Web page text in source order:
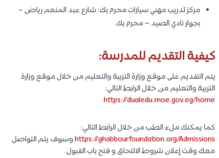
مركز تدريب مهني سيارات محرم بك: شارع عبد المنعم رياض –
بجوار نادي الصيد – محرم بك.
كيفية التقديم للمدرسة:
يتم التقديم على موقع وزارة التربية والتعليم من خلال موقع وزارة
التربية والتعليم من خلال الرابط التالي:
https://dualedu.moe.gov.eg/home
كما يمكنك ملء الطب من خلال الرابط التالي:
https://ghabbourfoundation.org/Admissionsوسوف يتم التواصل
معك وقت إعلان شروط الالتحاق و فتح باب القبول.